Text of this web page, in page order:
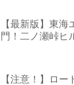
【最新版】東
門！二ノ瀬峠ヒ
【注意！】ロ